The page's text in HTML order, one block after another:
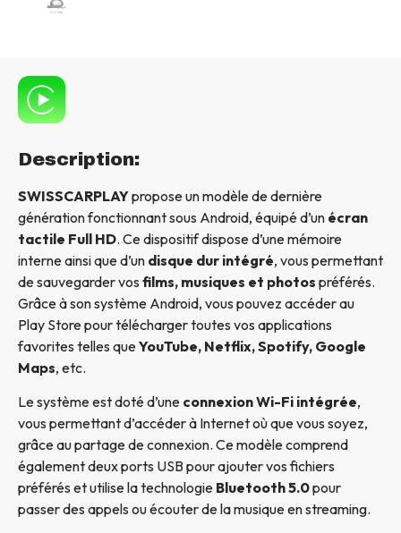
Description:
SWISSCARPLAYpropose un modèle de dernière
génération fonctionnant sous Android, équipé d’un écran
tactile Full HD. Ce dispositif dispose d’une mémoire
interne ainsi que d’un disque dur intégré, vous permettant
de sauvegarder vos films, musiques et photos préférés.
Grâce à son système Android, vous pouvez accéder au
Play Store pour télécharger toutes vos applications
favorites telles queYouTube, Netflix, Spotify, Google
Maps, etc.
Le système est doté d’une connexion Wi-Fi intégrée,
vous permettant d’accéder à Internet où que vous soyez,
grâce au partage de connexion. Ce modèle comprend
également deux ports USB pour ajouter vos fichiers
préférés et utilise la technologie Bluetooth 5.0pour
passer des appels ou écouter de la musique en streaming.